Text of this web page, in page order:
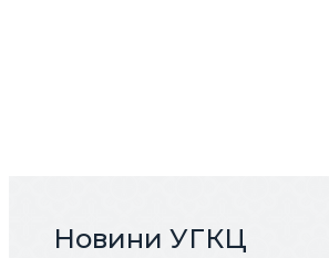
Новини УГКЦ